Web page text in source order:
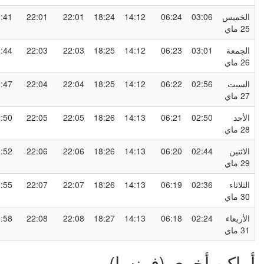
03:06
06:24
14:12
18:24
22:01
22:01
00:41
03:01
06:23
14:12
18:25
22:03
22:03
00:44
02:56
06:22
14:12
18:25
22:04
22:04
00:47
02:50
06:21
14:13
18:26
22:05
22:05
00:50
02:44
06:20
14:13
18:26
22:06
22:06
00:52
02:36
06:19
14:13
18:26
22:07
22:07
00:55
02:24
06:18
14:13
18:27
22:08
22:08
00:58